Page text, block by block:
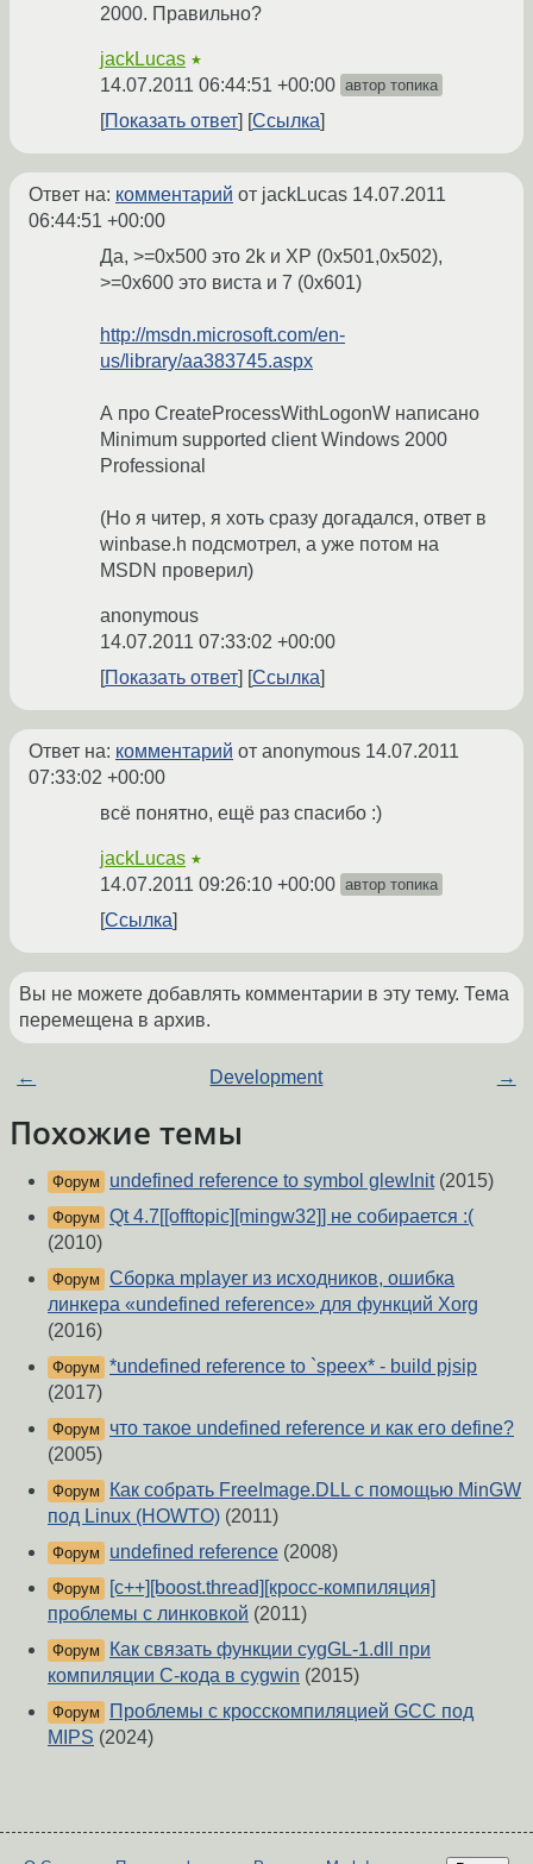
2000. Правильно?
jackLucas ★
14.07.2011 06:44:51 +00:00 автор топика
Показать ответ Ссылка
Ответ на: комментарий от jackLucas 14.07.2011
06:44:51 +00:00
Да, >=0x500 это 2k и XP (0x501,0x502),
>=0x600 это виста и 7 (0x601)
http://msdn.microsoft.com/en-
us/library/aa383745.aspx
А про CreateProcessWithLogonW написано
Minimum supported client Windows 2000
Professional
(Но я читер, я хоть сразу догадался, ответ в
winbase.h подсмотрел, а уже потом на
MSDN проверил)
anonymous
14.07.2011 07:33:02 +00:00
Показать ответ
Ссылка
Ответ на: комментарий от anonymous 14.07.2011
07:33:02 +00:00
всё понятно, ещё раз спасибо :)
jackLucas ★
14.07.2011 09:26:10 +00:00 автор топика
Ссылка
Вы не можете добавлять комментарии в эту тему. Тема
перемещена в архив.
← Development →
Похожие темы
Форум undefined reference to symbol glewInit(2015)
Форум Qt 4.7[[offtopic][mingw32]] не собирается :(
(2010)
Форум Сборка mplayer из исходников, ошибка
линкера «undefined reference» для функций Xorg
(2016)
Форум *undefined reference to `speex* - build pjsip
(2017)
Форум
что такое undefined reference и как его define?
(2005)
Форум
Как собрать FreeImage.DLL с помощью MinGW
под Linux (HOWTO) (2011)
Форум undefined reference (2008)
Форум
[c++][boost.thread][кросс-компиляция]
проблемы с линковкой (2011)
Форум
Как связать функции cygGL-1.dll при
компиляции C-кода в cygwin (2015)
Форум
Проблемы с кросскомпиляцией GCC под
MIPS (2024)